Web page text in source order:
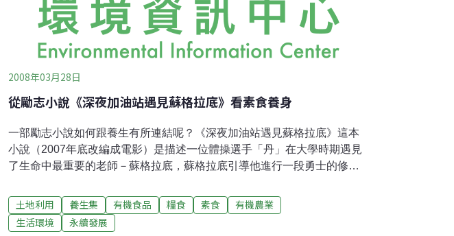
2008年03月28日
從勵志小說《深夜加油站遇見蘇格拉底》看素食養身
一部勵志小說如何跟養生有所連結呢？《深夜加油站遇見蘇格拉底》這本
小說（2007年底改編成電影）是描述一位體操選手「丹」在大學時期遇見
了生命中最重要的老師－蘇格拉底，蘇格拉底引導他進行一段勇士的修
重要的就是飲食習慣的改變：藉助清淨飲食的控制，及長時間耐心調理淨
化生活中各種層面的問題，身心逐漸轉化並開發出內在潛能，將身心的力
量發揮到前所未有的境界，最後在世界體操大賽中贏得錦標，同時原本身
土地利用 養生集 有機食品 糧食 素食
有機農業
生活環境
永續發展